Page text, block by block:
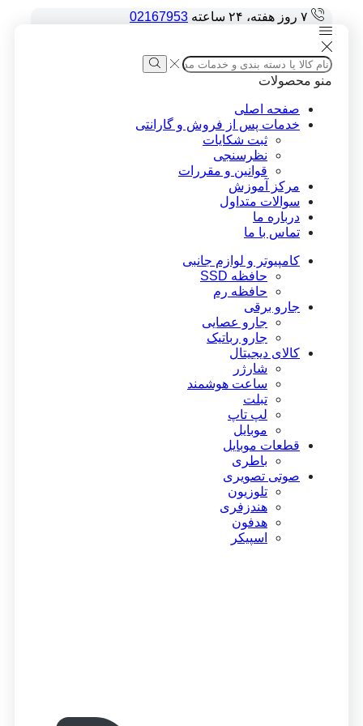
۷ روز هفته، ۲۴ ساعته 02167953
Search
input
Search منو محصولات
صفحه اصلی
خدمات پس از فروش و گارانتی
ثبت شکایات
نظرسنجی
قوانین و مقررات
مرکز آموزش
سوالات متداول
درباره ما
تماس با ما
کامپیوتر و لوازم جانبی
حافظه SSD
حافظه رم
جارو برقی
جارو عصایی
جارو رباتیک
کالای دیجیتال
شارژر
ساعت هوشمند
تبلت
لپ تاپ
موبایل
قطعات موبایل
باطری
صوتی تصویری
تلوزیون
هندزفری
هدفون
اسپیکر